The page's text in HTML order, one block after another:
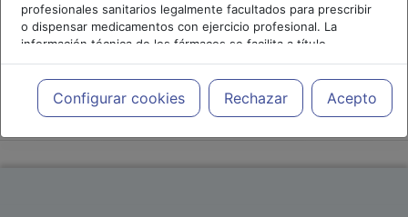
profesionales sanitarios legalmente facultados para prescribir
o dispensar medicamentos con ejercicio profesional. La
información técnica de los fármacos se facilita a título
meramente informativo, siendo responsabilidad de los
profesionales facultados prescribir medicamentos y decidir, en
cada caso concreto, el tratamiento más adecuado a las
necesidades del paciente.
Configurar cookies Rechazar Acepto
PUBLICIDAD